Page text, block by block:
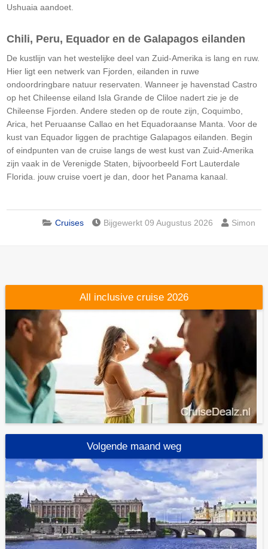
Ushuaia aandoet.
Chili, Peru, Equador en de Galapagos eilanden
De kustlijn van het westelijke deel van Zuid-Amerika is lang en ruw.
Hier ligt een netwerk van Fjorden, eilanden in ruwe
ondoordringbare natuur reservaten. Wanneer je havenstad Castro
op het Chileense eiland Isla Grande de Cliloe nadert zie je de
Chileense Fjorden. Andere steden op de route zijn, Coquimbo,
Arica, het Peruaanse Callao en het Equadoraanse Manta. Voor de
kust van Equador liggen de prachtige Galapagos eilanden. Begin
of eindpunten van de cruise langs de west kust van Zuid-Amerika
zijn vaak in de Verenigde Staten, bijvoorbeeld Fort Lauterdale
Florida. jouw cruise voert je dan, door het Panama kanaal.
Cruises Bijgewerkt 09 Augustus 2026 Simon
All inclusive cruise 2026
Volgende maand weg